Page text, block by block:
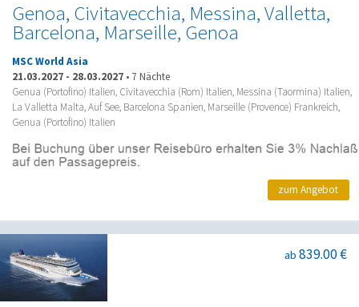
Genoa, Civitavecchia, Messina, Valletta,
Barcelona, Marseille, Genoa
MSC World Asia
21.03.2027 - 28.03.2027 • 7 Nächte
Genua (Portofino) Italien, Civitavecchia (Rom) Italien, Messina (Taormina) Italien,
La Valletta Malta, Auf See, Barcelona Spanien, Marseille (Provence) Frankreich,
Genua (Portofino) Italien
zum Angebot
ab 839.00 €